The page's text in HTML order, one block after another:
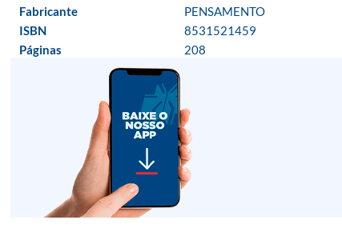
Fabricante
PENSAMENTO
ISBN
8531521459
Páginas
208